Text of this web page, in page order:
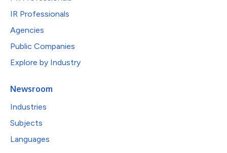
IR Professionals
Agencies
Public Companies
Explore by Industry
Newsroom
Industries
Subjects
Languages